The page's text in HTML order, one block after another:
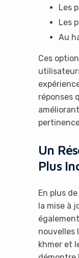
Les
Les
Au
Ces
réponses
Un
Plus
En plus
la mise à
nouvelles
khmer et